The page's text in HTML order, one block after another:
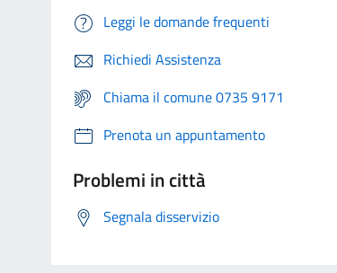
Leggi le domande frequenti
Richiedi Assistenza
Chiama il comune 0735 9171
Prenota un appuntamento
Problemi in città
Segnala disservizio